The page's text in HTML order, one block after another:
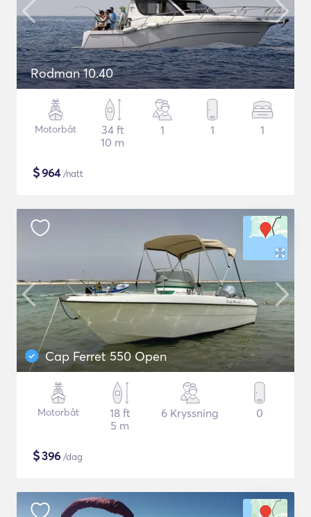
Rodman 10.40
Motorbåt
34 ft
10 m
1 1 1
$964/natt
Cap Ferret 550 Open
Motorbåt
18 ft
5 m
6 Kryssning 0
$396 /dag